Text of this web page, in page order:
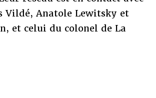
Vildé, Anatole Lewitsky et
et celui du colonel de La